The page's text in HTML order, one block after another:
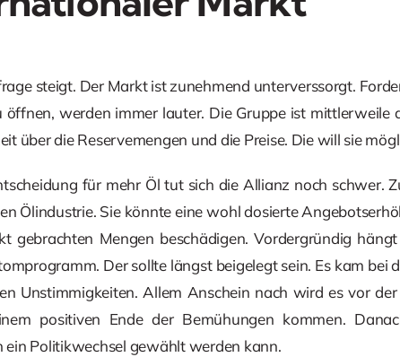
steigt. Der Markt ist zunehmend unterverssorgt.
öffnen, werden immer lauter. Die Gruppe ist mittlerweile
über die Reservemengen und die Preise. Die will sie
für mehr Öl tut sich die Allianz noch schwer.
Ölindustrie. Sie könnte eine wohl dosierte
gebrachten Mengen beschädigen. Vordergründig
Der sollte längst beigelegt sein. Es kam bei
Unstimmigkeiten. Allem Anschein nach wird es vor
positiven Ende der Bemühungen kommen.
ein Politikwechsel gewählt werden kann.